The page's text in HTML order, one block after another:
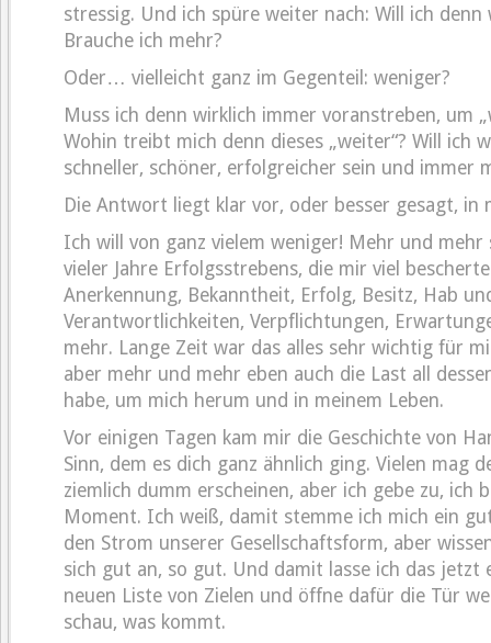
stressig. Und ich spüre weiter nach: Will ich denn
Brauche ich mehr?
Oder… vielleicht ganz im Gegenteil: weniger?
Muss ich denn wirklich immer voranstreben, um
Wohin treibt mich denn dieses „weiter“? Will ich
schneller, schöner, erfolgreicher sein und immer
Die Antwort liegt klar vor, oder besser gesagt, in
Ich will von ganz vielem weniger! Mehr und mehr
vieler Jahre Erfolgsstrebens, die mir viel
Anerkennung, Bekanntheit, Erfolg, Besitz, Hab
Verantwortlichkeiten, Verpflichtungen,
mehr. Lange Zeit war das alles sehr wichtig für
aber mehr und mehr eben auch die Last all
habe, um mich herum und in meinem Leben.
Vor einigen Tagen kam mir die Geschichte von
Sinn, dem es dich ganz ähnlich ging. Vielen mag
ziemlich dumm erscheinen, aber ich gebe zu, ich
Moment. Ich weiß, damit stemme ich mich ein
den Strom unserer Gesellschaftsform, aber
sich gut an, so gut. Und damit lasse ich das jetzt
neuen Liste von Zielen und öffne dafür die Tür
schau, was kommt.